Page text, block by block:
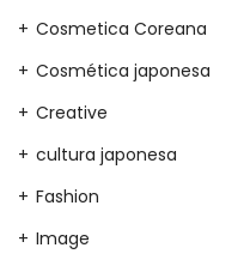
Cosmetica Coreana
Cosmética japonesa
Creative
cultura japonesa
Fashion
Image